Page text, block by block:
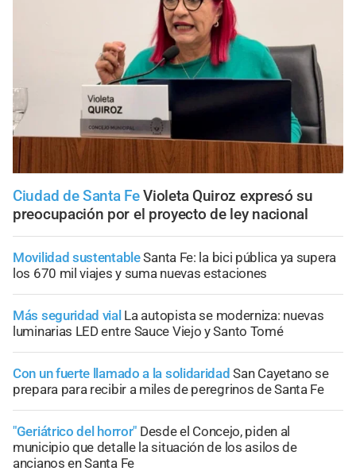
Ciudad de Santa Fe Violeta Quiroz expresó su
preocupación por el proyecto de ley nacional
Movilidad sustentableSanta Fe: la bici pública ya supera
los 670 mil viajes y suma nuevas estaciones
Más seguridad vial La autopista se moderniza: nuevas
luminarias LED entre Sauce Viejo y Santo Tomé
Con un fuerte llamado a la solidaridad San Cayetano se
prepara para recibir a miles de peregrinos de Santa Fe
"Geriátrico del horror" Desde el Concejo, piden al
municipio que detalle la situación de los asilos de
ancianos en Santa Fe